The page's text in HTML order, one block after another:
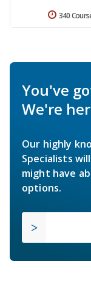
340
You've
We're
Our highly
Specialists
might have
options.